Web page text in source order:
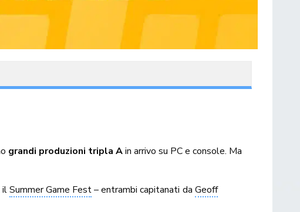
grandi produzioni tripla Ain arrivo su PC e console. Ma
ilSummer Game Fest– entrambi capitanati da Geoff